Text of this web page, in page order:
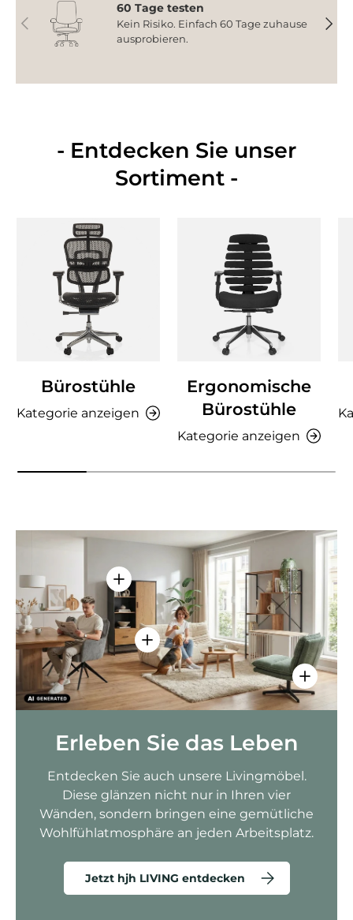
Vorherige
60 Tage testen
Kein Risiko. Einfach 60 Tage zuhause
ausprobieren.
- Entdecken Sie unser
Sortiment -
Bürostühle
Kategorie anzeigen
Ergonomische
Bürostühle
Kategorie anzeigen
Einzelheiten anzeigen - AMIO H -
Einzelheiten anzeigen - Sitzolo 2
Erleben Sie das Leben
Entdecken Sie auch unsere Livingmöbel.
Diese glänzen nicht nur in Ihren vier
Wänden, sondern bringen eine gemütliche
Wohlfühlatmosphäre an jeden Arbeitsplatz.
Jetzt hjh LIVING entdecken